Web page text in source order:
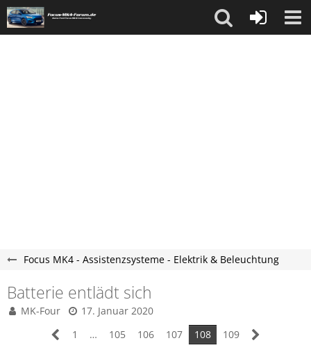
Focus MK4 - Assistenzsysteme - Elektrik & Beleuchtung
Batterie entlädt sich
MK-Four
17. Januar 2020
1
… 105 106 107 108 109